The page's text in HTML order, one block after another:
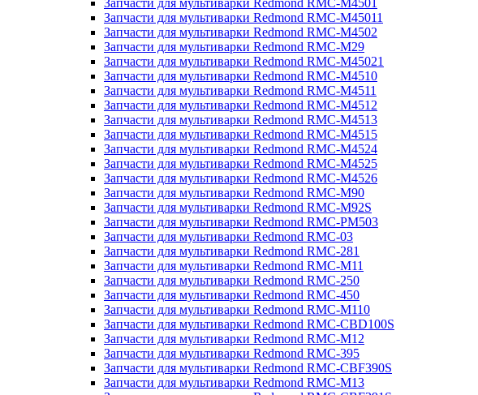
Запчасти для мультиварки Redmond RMC-M4501
Запчасти для мультиварки Redmond RMC-M45011
Запчасти для мультиварки Redmond RMC-M4502
Запчасти для мультиварки Redmond RMC-M29
Запчасти для мультиварки Redmond RMC-M45021
Запчасти для мультиварки Redmond RMC-M4510
Запчасти для мультиварки Redmond RMC-M4511
Запчасти для мультиварки Redmond RMC-M4512
Запчасти для мультиварки Redmond RMC-M4513
Запчасти для мультиварки Redmond RMC-M4515
Запчасти для мультиварки Redmond RMC-M4524
Запчасти для мультиварки Redmond RMC-M4525
Запчасти для мультиварки Redmond RMC-M4526
Запчасти для мультиварки Redmond RMC-M90
Запчасти для мультиварки Redmond RMC-M92S
Запчасти для мультиварки Redmond RMC-PM503
Запчасти для мультиварки Redmond RMC-03
Запчасти для мультиварки Redmond RMC-281
Запчасти для мультиварки Redmond RMC-M11
Запчасти для мультиварки Redmond RMC-250
Запчасти для мультиварки Redmond RMC-450
Запчасти для мультиварки Redmond RMC-M110
Запчасти для мультиварки Redmond RMC-CBD100S
Запчасти для мультиварки Redmond RMC-M12
Запчасти для мультиварки Redmond RMC-395
Запчасти для мультиварки Redmond RMC-CBF390S
Запчасти для мультиварки Redmond RMC-M13